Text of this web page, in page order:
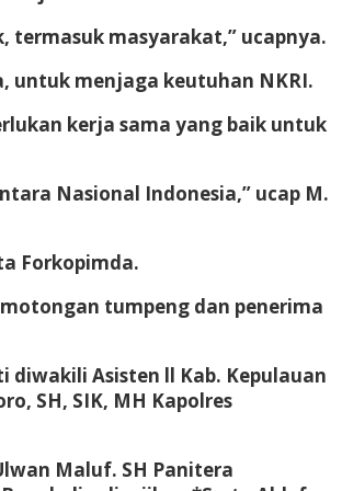
termasuk masyarakat,” ucapnya.
untuk menjaga keutuhan NKRI.
kerja sama yang baik untuk
Nasional Indonesia,” ucap M.
Forkopimda.
tumpeng dan penerima
diwakili Asisten ll Kab. Kepulauan
SH, SIK, MH Kapolres
Maluf. SH Panitera